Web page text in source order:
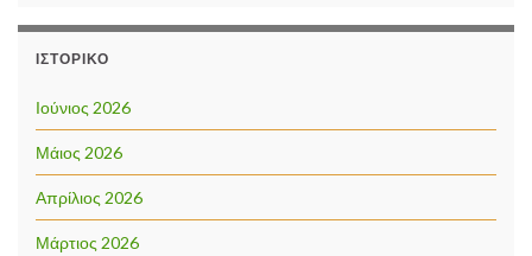
ΙΣΤΟΡΙΚΌ
Ιούνιος 2026
Μάιος 2026
Απρίλιος 2026
Μάρτιος 2026